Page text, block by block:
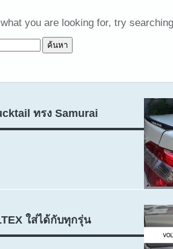
you are looking for, try
ทรง Samurai
ใส่ได้กับทุกรุ่น